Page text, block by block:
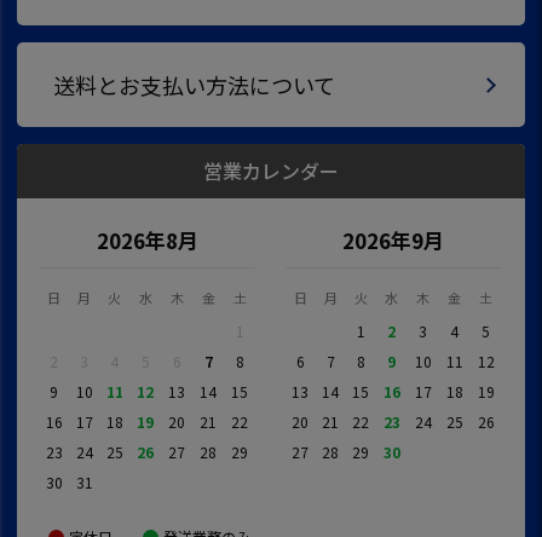
送料とお支払い方法について
営業カレンダー
2026年8月
日 月 火 水 木 金 土
1
2
3 4 5 6 7
8
9
10 11 12 13 14
15
16
17 18 19 20 21
22
23
24 25 26 27 28
29
30
31
2026年9月
日 月 火 水 木 金 土
1 2 3 4
5
6
7 8 9 10 11
12
13
14 15 16 17 18
19
20
21 22 23 24 25
26
27
28 29 30